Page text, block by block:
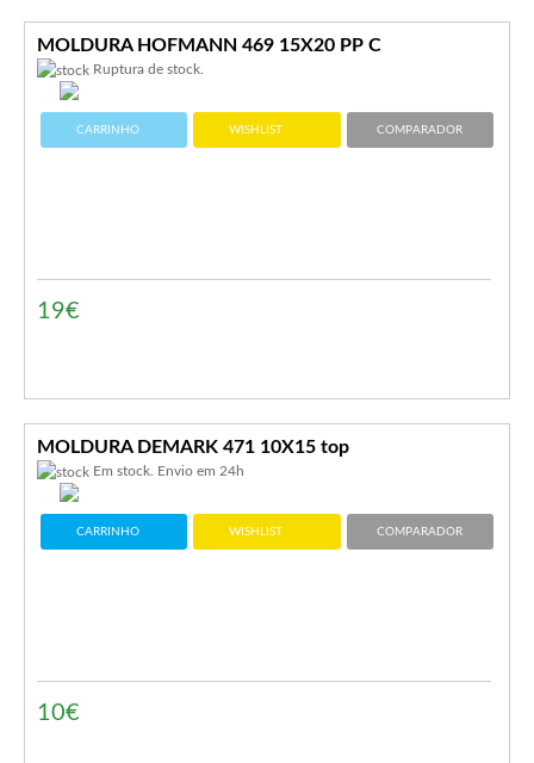
MOLDURA HOFMANN 469 15X20 PP C
Ruptura de stock.
CARRINHO WISHLIST COMPARADOR
19€
MOLDURA DEMARK 471 10X15 top
Em stock. Envio em 24h
CARRINHO WISHLIST COMPARADOR
10€